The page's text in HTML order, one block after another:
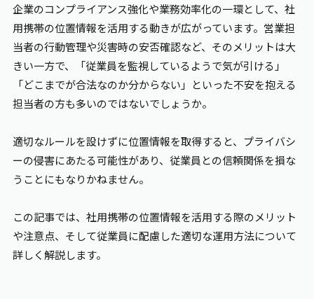
ワークライフバランス
お役立ち資料
企業のコンプライアンス強化や業務効率化の一環として、社
用携帯の位置情報を活用する動きが広がっています。営業担
当者の行動管理や災害時の安否確認など、そのメリットは大
きい一方で、「従業員を監視しているようで気が引ける」
「どこまでが合法なのか分からない」といった不安を抱える
担当者の方も多いのではないでしょうか。
適切なルールを設けずに位置情報を取得すると、プライバシ
ーの侵害にあたる可能性があり、従業員との信頼関係を損な
うことにもなりかねません。
この記事では、社用携帯の位置情報を活用する際のメリット
や注意点、そして従業員に配慮した適切な運用方法について
詳しく解説します。